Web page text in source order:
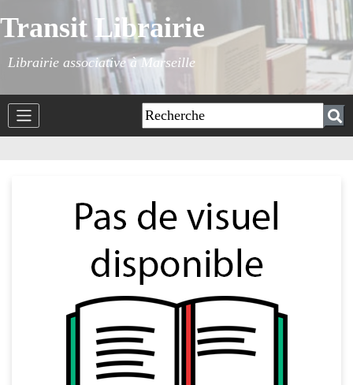
Transit Librairie
Librairie associative à Marseille